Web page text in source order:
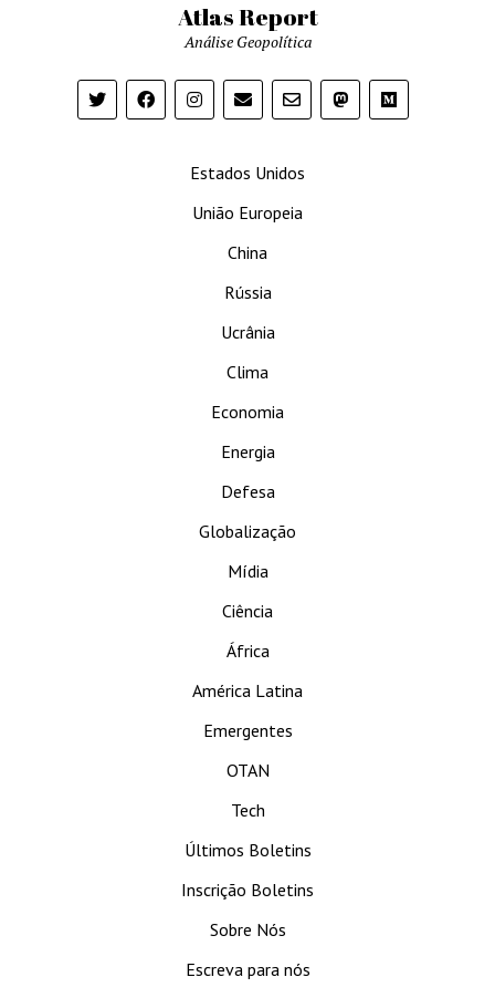
Atlas Report
Análise Geopolítica
Estados Unidos
União Europeia
China
Rússia
Ucrânia
Clima
Economia
Energia
Defesa
Globalização
Mídia
Ciência
África
América Latina
Emergentes
OTAN
Tech
Últimos Boletins
Inscrição Boletins
Sobre Nós
Escreva para nós